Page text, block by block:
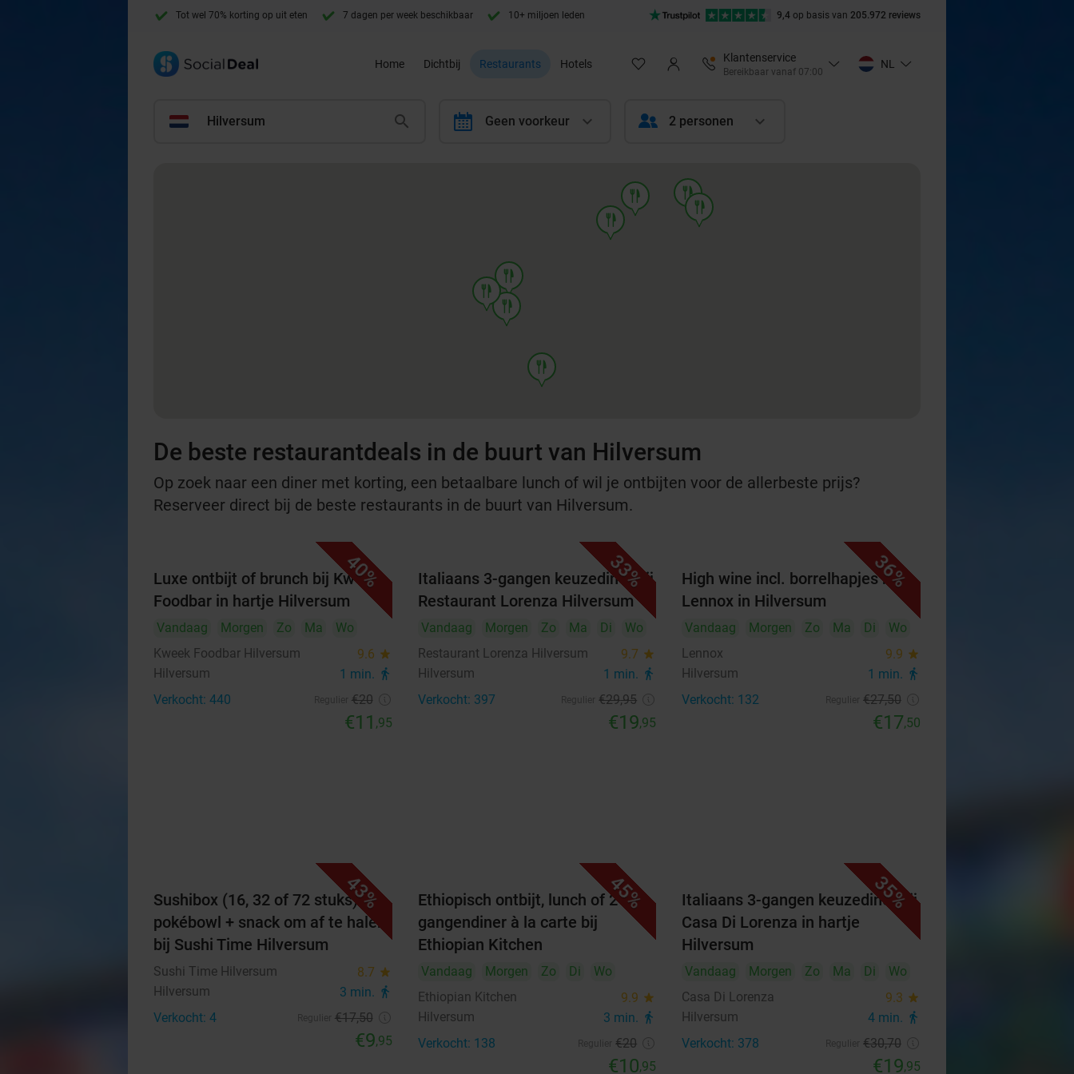
Tot wel 70% korting op uit eten 7 dagen per week beschikbaar 10+ miljoen leden 9,4 op basis van 205.972 reviews
Home Dichtbij Restaurants Hotels
Klantenservice
Bereikbaar vanaf 07:00
NL
Hilversum calendar Geen voorkeur 2 personen
food
food
food
food
food
food
food
food
De beste restaurantdeals in de buurt van Hilversum
Op zoek naar een diner met korting, een betaalbare lunch of wil je ontbijten voor de allerbeste prijs?
Reserveer direct bij de beste restaurants in de buurt van Hilversum.
40%
Luxe ontbijt of brunch bij Kweek
Foodbar in hartje Hilversum
Vandaag Morgen Zo Ma
Wo
Kweek Foodbar Hilversum
9.6 star
Hilversum 1 min. directions_walk
Verkocht: 440 €20
€11 ,95
33%
Italiaans 3-gangen keuzediner bij
Restaurant Lorenza Hilversum
Vandaag Morgen Zo Ma Di
Wo
Restaurant Lorenza Hilversum
9.7 star
Hilversum 1 min. directions_walk
Verkocht: 397 €29,95
€19,95
36%
High wine incl. borrelhapjes bij
Lennox in Hilversum
Vandaag Morgen Zo Ma Di
Wo
Lennox
9.9 star
Hilversum 1 min. directions_walk
Verkocht: 132 €27,50
€17,50
43%
Sushibox (16, 32 of 72 stuks) of
pokébowl + snack om af te halen
bij Sushi Time Hilversum
Sushi Time Hilversum 8.7 star
Hilversum 3 min. directions_walk
Verkocht: 4 €17,50
€9,95
45%
Ethiopisch ontbijt, lunch of 2-
gangendiner à la carte bij
Ethiopian Kitchen
Vandaag Morgen Zo Di
Wo
Ethiopian Kitchen
9.9 star
Hilversum 3 min. directions_walk
Verkocht: 138 €20
€10,95
35%
Italiaans 3-gangen keuzediner bij
Casa Di Lorenza in hartje
Hilversum
Vandaag Morgen Zo Ma Di
Wo
Casa Di Lorenza
9.3 star
Hilversum 4 min. directions_walk
Verkocht: 378 €30,70
€19,95